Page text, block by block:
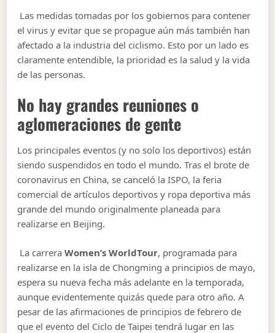
Las medidas tomadas por los gobiernos para contener
el virus y evitar que se propague aún más también han
afectado a la industria del ciclismo. Esto por un lado es
claramente entendible, la prioridad es la salud y la vida
de las personas.
No hay grandes reuniones o
aglomeraciones de gente
Los principales eventos (y no solo los deportivos) están
siendo suspendidos en todo el mundo. Tras el brote de
coronavirus en China, se canceló la ISPO, la feria
comercial de artículos deportivos y ropa deportiva más
grande del mundo originalmente planeada para
realizarse en Beijing.
La carreraWomen’s WorldTour, programada para
realizarse en la isla de Chongming a principios de mayo,
espera su nueva fecha más adelante en la temporada,
aunque evidentemente quizás quede para otro año. A
pesar de las afirmaciones de principios de febrero de
que el evento del Ciclo de Taipei tendrá lugar en las